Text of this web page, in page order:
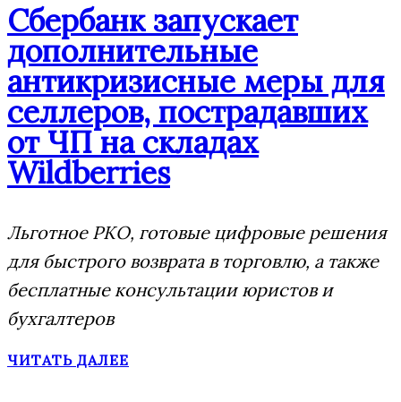
Сбербанк запускает
дополнительные
антикризисные меры для
селлеров, пострадавших
от ЧП на складах
Wildberries
Льготное РКО, готовые цифровые решения
для быстрого возврата в торговлю, а также
бесплатные консультации юристов и
бухгалтеров
ЧИТАТЬ ДАЛЕЕ